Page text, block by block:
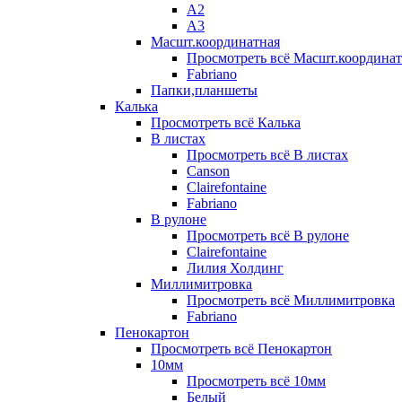
А2
А3
Масшт.координатная
Просмотреть всё
Fabriano
Папки,планшеты
Калька
Просмотреть всё Калька
В листах
Просмотреть всё В листах
Canson
Clairefontaine
Fabriano
В рулоне
Просмотреть всё В рулоне
Clairefontaine
Лилия Холдинг
Миллимитровка
Просмотреть всё Миллимитровка
Fabriano
Пенокартон
Просмотреть всё Пенокартон
10мм
Просмотреть всё 10мм
Белый